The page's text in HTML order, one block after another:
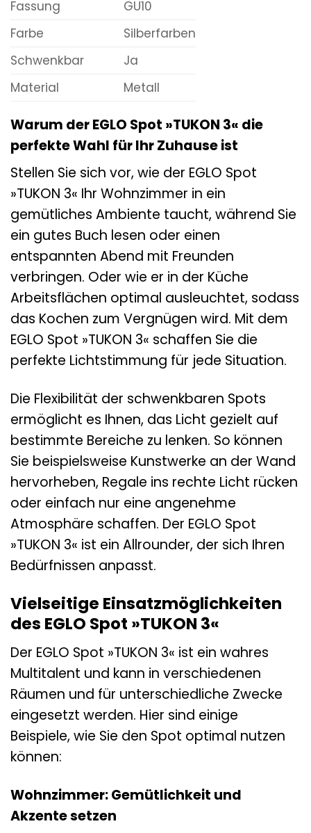
Fassung
GU10
Farbe
Silberfarben
Schwenkbar
Ja
Material
Metall
Warum der EGLO Spot »TUKON 3« die
perfekte Wahl für Ihr Zuhause ist
Stellen Sie sich vor, wie der EGLO Spot
»TUKON 3« Ihr Wohnzimmer in ein
gemütliches Ambiente taucht, während Sie
ein gutes Buch lesen oder einen
entspannten Abend mit Freunden
verbringen. Oder wie er in der Küche
Arbeitsflächen optimal ausleuchtet, sodass
das Kochen zum Vergnügen wird. Mit dem
EGLO Spot »TUKON 3« schaffen Sie die
perfekte Lichtstimmung für jede Situation.
Die Flexibilität der schwenkbaren Spots
ermöglicht es Ihnen, das Licht gezielt auf
bestimmte Bereiche zu lenken. So können
Sie beispielsweise Kunstwerke an der Wand
hervorheben, Regale ins rechte Licht rücken
oder einfach nur eine angenehme
Atmosphäre schaffen. Der EGLO Spot
»TUKON 3« ist ein Allrounder, der sich Ihren
Bedürfnissen anpasst.
Vielseitige Einsatzmöglichkeiten
des EGLO Spot »TUKON 3«
Der EGLO Spot »TUKON 3« ist ein wahres
Multitalent und kann in verschiedenen
Räumen und für unterschiedliche Zwecke
eingesetzt werden. Hier sind einige
Beispiele, wie Sie den Spot optimal nutzen
können:
Wohnzimmer: Gemütlichkeit und
Akzente setzen